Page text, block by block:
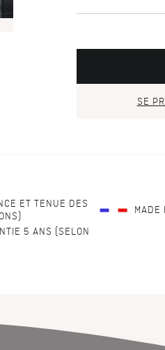
SE
ET TENUE DES
MADE
5 ANS (SELON